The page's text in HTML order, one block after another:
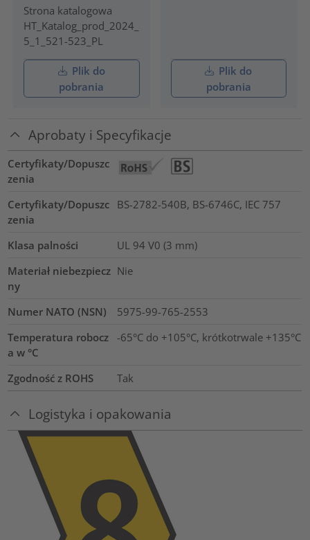
Strona katalogowa
HT_Katalog_prod_2024_
5_1_521-523_PL
Plik do
pobrania
Plik do
pobrania
Aprobaty i Specyfikacje
Certyfikaty/Dopuszc
zenia
Certyfikaty/Dopuszc
zenia
BS-2782-540B, BS-6746C, IEC 757
Klasa palności
UL 94 V0 (3 mm)
Materiał niebezpiecz
ny
Nie
Numer NATO (NSN)
5975-99-765-2553
Temperatura robocz
a w °C
-65°C do +105°C, krótkotrwale +135°C
Zgodność z ROHS Tak
Logistyka i opakowania